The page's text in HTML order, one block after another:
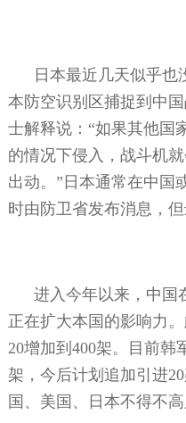
日本最近几天似乎也
本防空识别区捕捉到中
士解释说：“如果其他国
的情况下侵入，战斗机
出动。”日本通常在中国
时由防卫省发布消息，
进入今年以来，中国
正在扩大本国的影响力
20增加到 400架。目前韩
架，今后计划追加引进20
国、美国、日本不得不高